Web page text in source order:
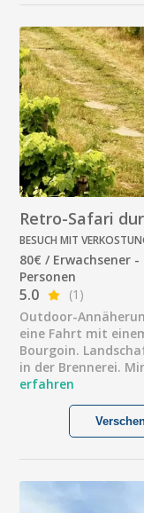
Retro-Safari
BESUCH MIT
80€ / Erwachsener
Personen
5.0
(1)
Outdoor-
eine Fahrt mit
Bourgoin.
in der Brennerei.
erfahren